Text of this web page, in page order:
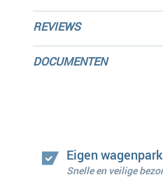
REVIEWS
DOCUMENTEN
Eigen wagenpark
Snelle en veilige